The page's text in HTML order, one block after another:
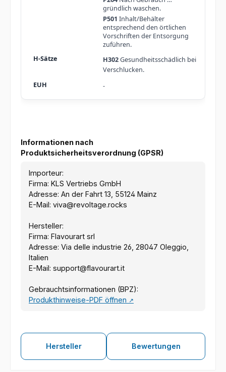
gründlich waschen.
P501 Inhalt/Behälter
entsprechend den örtlichen
Vorschriften der Entsorgung
zuführen.
H302Gesundheitsschädlich bei
Verschlucken.
-
Informationen nach
Produktsicherheitsverordnung (GPSR)
Importeur:
Firma: KLS Vertriebs GmbH
Adresse: An der Fahrt 13, 55124 Mainz
E-Mail: viva@revoltage.rocks
Hersteller:
Firma: Flavourart srl
Adresse: Via delle industrie 26, 28047 Oleggio,
Italien
E-Mail: support@flavourart.it
Gebrauchtsinformationen (BPZ):
Produkthinweise-PDF öffnen ↗
Hersteller Bewertungen